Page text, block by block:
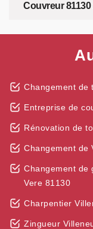
Couvreur
Changement de
Entreprise de
Rénovation de
Changement de
Changement de
Vere 81130
Charpentier
Zingueur